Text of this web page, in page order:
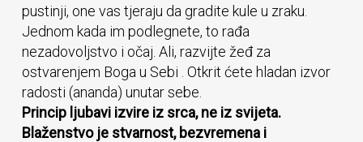
pustinji, one vas tjeraju da gradite kule u zraku.
Jednom kada im podlegnete, to rađa
nezadovoljstvo i očaj. Ali, razvijte žeđ za
ostvarenjem Boga u Sebi . Otkrit ćete hladan izvor
radosti (ananda) unutar sebe.
Princip ljubavi izvire iz srca, ne iz svijeta.
Blaženstvo je stvarnost, bezvremena i